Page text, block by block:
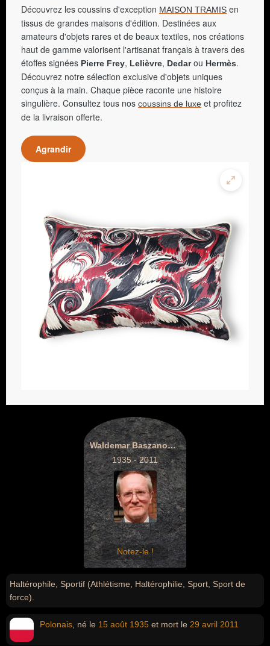
Découvrez les coussins d'exception MAISON TRAMIS en
tissus de grandes maisons d'édition. Destinées aux
amateurs d'objets rares et de beaux textiles, nos créations
haut de gamme valorisent l'artisanat français à travers des
étoffes signées Pierre Frey, Lelièvre, Dedarou Hermès.
Découvrez notre sélection exclusive d'objets uniques
conçus à la main. Chaque pièce raconte une histoire
singulière. Consultez tous nos coussins de luxe et profitez
de la livraison offerte.
Agrandir
Waldemar Baszanowski
1935 - 2011
Notez-le !
Haltérophile, Sportif (Athlétisme, Haltérophilie, Sport, Sport de
force).
Polonais , né le 15 août 1935 et mort le 29 avril 2011